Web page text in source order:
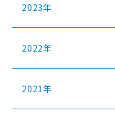
2023年
2022年
2021年